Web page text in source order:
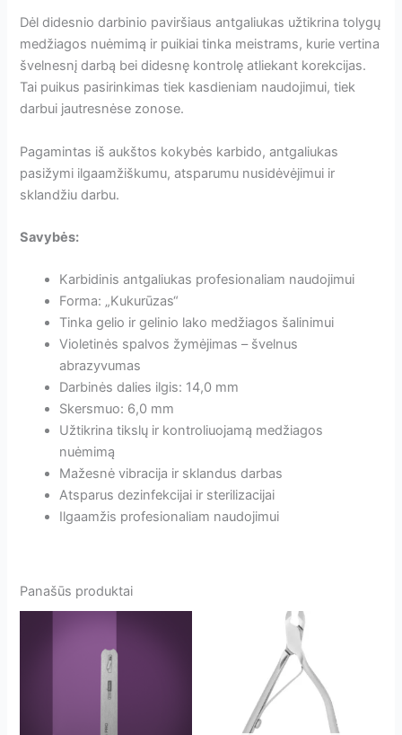
Dėl didesnio darbinio paviršiaus antgaliukas užtikrina tolygų
medžiagos nuėmimą ir puikiai tinka meistrams, kurie vertina
švelnesnį darbą bei didesnę kontrolę atliekant korekcijas.
Tai puikus pasirinkimas tiek kasdieniam naudojimui, tiek
darbui jautresnėse zonose.
Pagamintas iš aukštos kokybės karbido, antgaliukas
pasižymi ilgaamžiškumu, atsparumu nusidėvėjimui ir
sklandžiu darbu.
Savybės:
Karbidinis antgaliukas profesionaliam naudojimui
Forma: „Kukurūzas“
Tinka gelio ir gelinio lako medžiagos šalinimui
Violetinės spalvos žymėjimas – švelnus
abrazyvumas
Darbinės dalies ilgis: 14,0 mm
Skersmuo: 6,0 mm
Užtikrina tikslų ir kontroliuojamą medžiagos
nuėmimą
Mažesnė vibracija ir sklandus darbas
Atsparus dezinfekcijai ir sterilizacijai
Ilgaamžis profesionaliam naudojimui
Panašūs produktai